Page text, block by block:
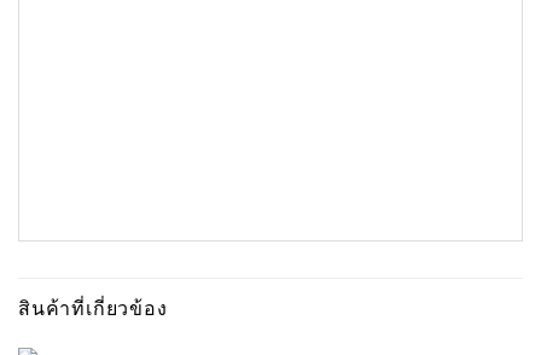
สินค้าที่เกี่ยวข้อง